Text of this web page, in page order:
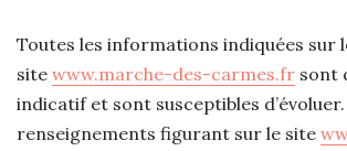
Toutes les informations indiquées sur
site www.marche-des-carmes.fr sont
indicatif et sont susceptibles
renseignements figurant sur le site